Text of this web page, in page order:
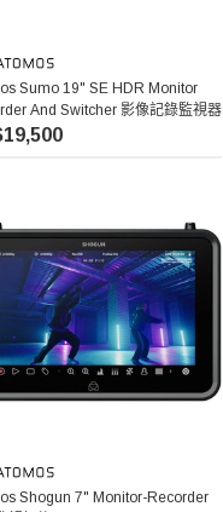
Sumo 19" SE HDR Monitor
And Switcher 影像記錄監視器
Shogun 7" Monitor-Recorder